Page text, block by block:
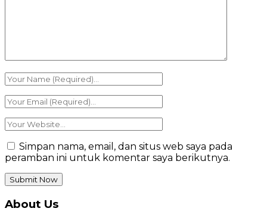
Simpan nama, email, dan situs web saya pada
peramban ini untuk komentar saya berikutnya.
About Us